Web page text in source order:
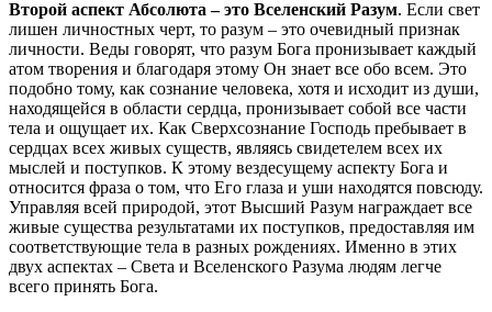
Второй аспект Абсолюта – это Вселенский Разум. Если свет
лишен личностных черт, то разум – это очевидный признак
личности. Веды говорят, что разум Бога пронизывает каждый
атом творения и благодаря этому Он знает все обо всем. Это
подобно тому, как сознание человека, хотя и исходит из души,
находящейся в области сердца, пронизывает собой все части
тела и ощущает их. Как Сверхсознание Господь пребывает в
сердцах всех живых существ, являясь свидетелем всех их
мыслей и поступков. К этому вездесущему аспекту Бога и
относится фраза о том, что Его глаза и уши находятся повсюду.
Управляя всей природой, этот Высший Разум награждает все
живые существа результатами их поступков, предоставляя им
соответствующие тела в разных рождениях. Именно в этих
двух аспектах – Света и Вселенского Разума людям легче
всего принять Бога.